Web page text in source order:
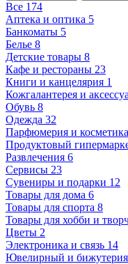
Все 174
Аптека и оптика 5
Банкоматы 5
Белье 8
Детские товары 8
Кафе и рестораны 23
Книги и канцелярия 1
Кожгалантерея и
Обувь 8
Одежда 32
Парфюмерия и косметика
Продуктовый
Развлечения 6
Сервисы 23
Сувениры и подарки 12
Товары для дома 6
Товары для спорта 8
Товары для хобби и
Цветы 2
Электроника и связь 14
Ювелирный и бижутерия